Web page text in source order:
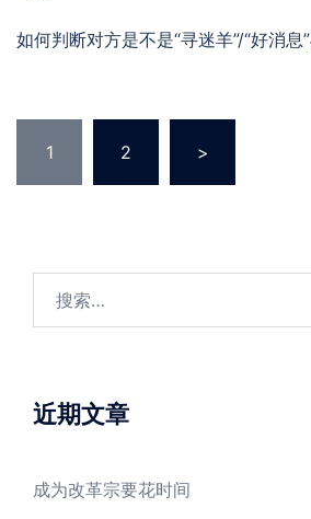
如何判断对方是不是“寻迷羊”/“好消
分
1 2 >
索：
近期文章
成为改革宗要花时间